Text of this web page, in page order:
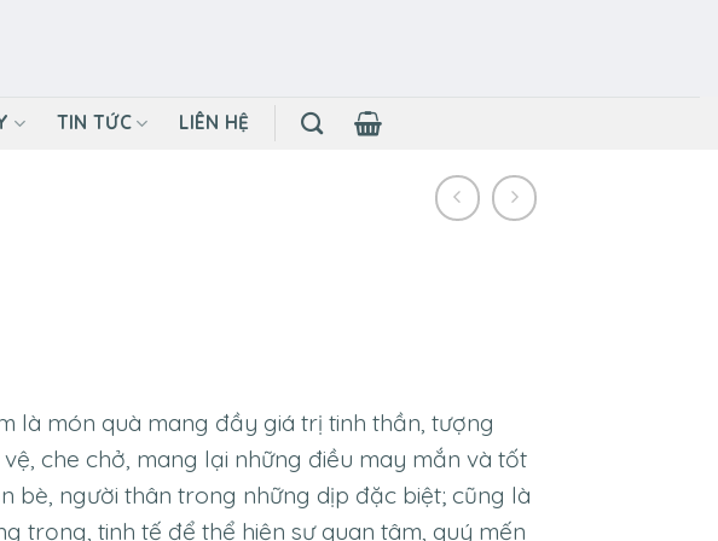
TIN TỨC LIÊN HỆ
là món quà mang đầy giá trị tinh thần, tượng
che chở, mang lại những điều may mắn và tốt
bè, người thân trong những dịp đặc biệt; cũng là
trọng, tinh tế để thể hiện sự quan tâm, quý mến